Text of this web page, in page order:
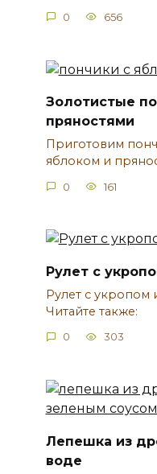
0 656
Золотистые
пряностями
Приготовим
яблоком и
0 161
Рулет с
Рулет с укропом
Читайте также:
0 303
Лепешка из
воде